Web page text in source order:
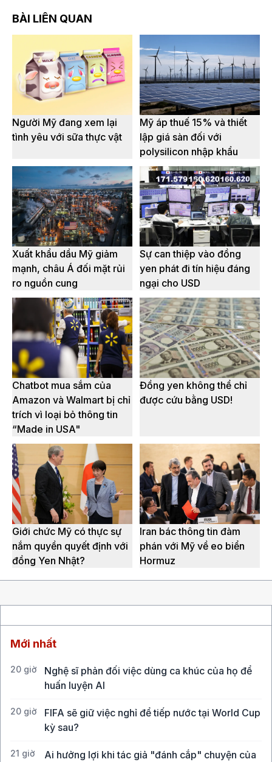
BÀI LIÊN QUAN
Người Mỹ đang xem lại
tình yêu với sữa thực vật
Mỹ áp thuế 15% và thiết
lập giá sàn đối với
polysilicon nhập khẩu
Xuất khẩu dầu Mỹ giảm
mạnh, châu Á đối mặt rủi
ro nguồn cung
Sự can thiệp vào đồng
yen phát đi tín hiệu đáng
ngại cho USD
Chatbot mua sắm của
Amazon và Walmart bị chỉ
trích vì loại bỏ thông tin
“Made in USA"
Đồng yen không thể chỉ
được cứu bằng USD!
Giới chức Mỹ có thực sự
nắm quyền quyết định với
đồng Yen Nhật?
Iran bác thông tin đàm
phán với Mỹ về eo biển
Hormuz
Mới nhất
20 giờ
Nghệ sĩ phản đối việc dùng ca khúc của họ để
huấn luyện AI
20 giờ
FIFA sẽ giữ việc nghỉ để tiếp nước tại World Cup
kỳ sau?
21 giờ
Ai hưởng lợi khi tác giả "đánh cắp" chuyện của